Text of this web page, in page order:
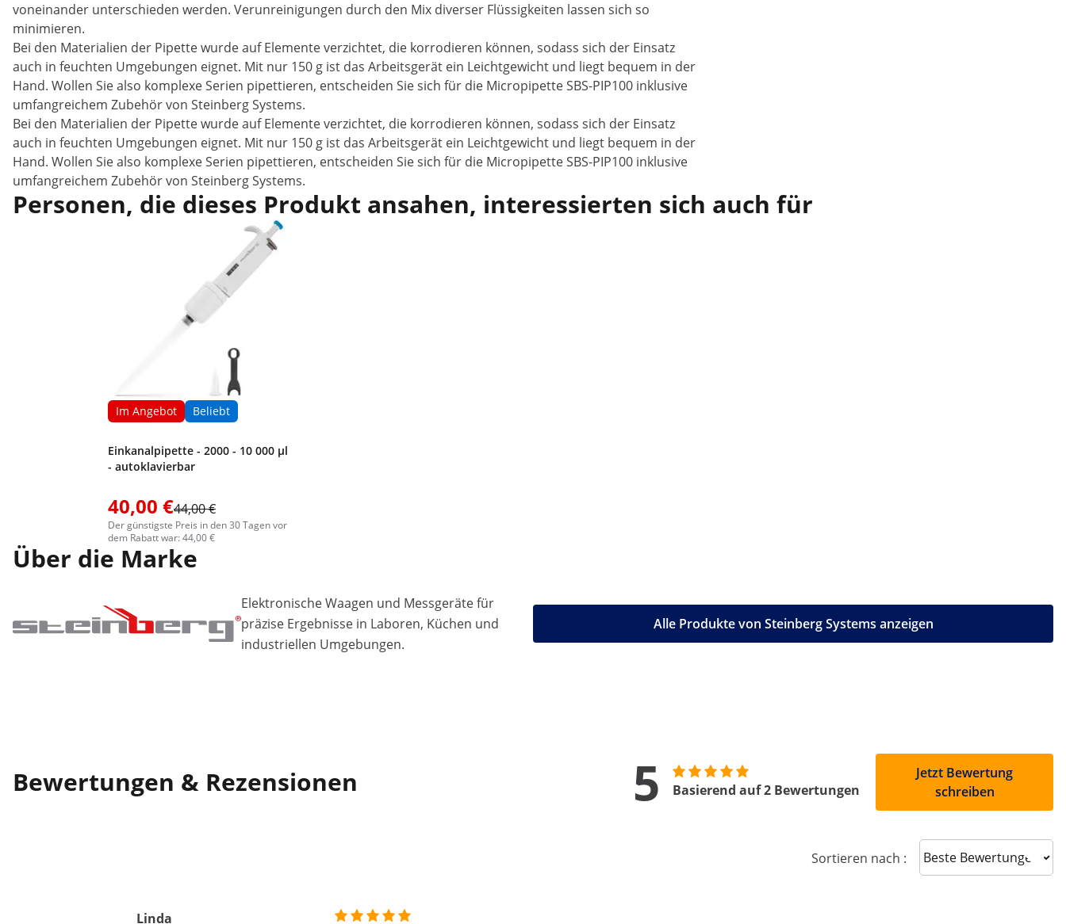
voneinander unterschieden werden. Verunreinigungen durch den Mix diverser Flüssigkeiten lassen sich so
minimieren.
Bei den Materialien der Pipette wurde auf Elemente verzichtet, die korrodieren können, sodass sich der Einsatz
auch in feuchten Umgebungen eignet. Mit nur 150 g ist das Arbeitsgerät ein Leichtgewicht und liegt bequem in der
Hand. Wollen Sie also komplexe Serien pipettieren, entscheiden Sie sich für die Micropipette SBS-PIP100 inklusive
umfangreichem Zubehör von Steinberg Systems.
Bei den Materialien der Pipette wurde auf Elemente verzichtet, die korrodieren können, sodass sich der Einsatz
auch in feuchten Umgebungen eignet. Mit nur 150 g ist das Arbeitsgerät ein Leichtgewicht und liegt bequem in der
Hand. Wollen Sie also komplexe Serien pipettieren, entscheiden Sie sich für die Micropipette SBS-PIP100 inklusive
umfangreichem Zubehör von Steinberg Systems.
Personen, die dieses Produkt ansahen, interessierten sich auch für
Im Angebot Beliebt
Einkanalpipette - 2000 - 10 000 μl
- autoklavierbar
40,00 €44,00 €
Der günstigste Preis in den 30 Tagen vor
dem Rabatt war: 44,00 €
Über die Marke
Elektronische Waagen und Messgeräte für
präzise Ergebnisse in Laboren, Küchen und
industriellen Umgebungen.
Alle Produkte von Steinberg Systems anzeigen
Bewertungen & Rezensionen 5 Basierend auf 2 Bewertungen
Jetzt Bewertung
schreiben
Sortieren nach : Sort reviews
Linda